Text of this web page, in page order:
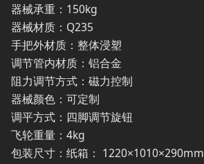
器械承重：150kg
器械材质：Q235
手把外材质：整体浸塑
调节管内材质：铝合金
阻力调节方式：磁力控制
器械颜色：可定制
调平方式：四脚调节旋钮
飞轮重量：4kg
包装尺寸：纸箱： 1220×1010×290mm